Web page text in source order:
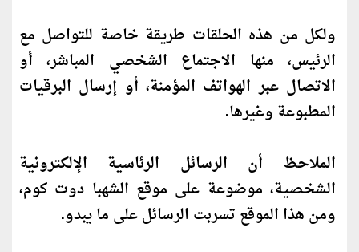
ولكل من هذه الحلقات طريقة خاصة للتواصل مع
الرئيس، منها الاجتماع الشخصي المباشر، أو
الاتصال عبر الهواتف المؤمنة، أو إرسال البرقيات
المطبوعة وغيرها.
الملاحظ أن الرسائل الرئاسية الإلكترونية
الشخصية، موضوعة على موقع الشهبا دوت كوم،
ومن هذا الموقع تسربت الرسائل على ما يبدو.